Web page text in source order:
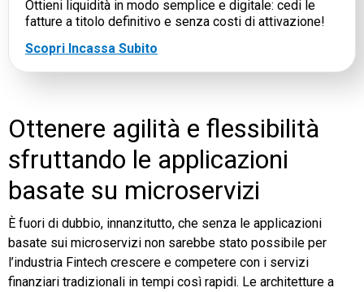
Ottieni liquidità in modo semplice e digitale: cedi le
fatture a titolo definitivo e senza costi di attivazione!
Scopri Incassa Subito
Ottenere agilità e flessibilità
sfruttando le applicazioni
basate su microservizi
È fuori di dubbio, innanzitutto, che senza le applicazioni
basate sui microservizi non sarebbe stato possibile per
l’industria Fintech crescere e competere con i servizi
finanziari tradizionali in tempi così rapidi. Le architetture a